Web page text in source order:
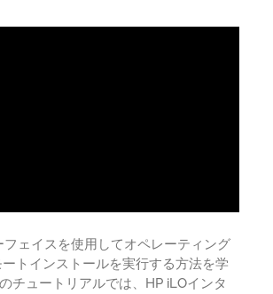
フェイスを使用してオペレーティング
トインストールを実行する方法を学
チュートリアルでは、HP iLOインタ